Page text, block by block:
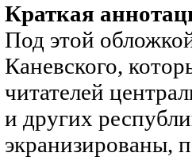
Краткая
Под этой
Каневского,
читателей
и других
экранизированы,